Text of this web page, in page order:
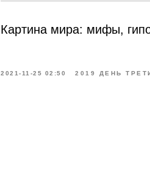
Картина мира: мифы,
2021-11-25 02:50 2019 ДЕНЬ